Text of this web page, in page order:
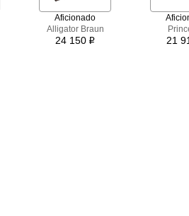
Aficionado
Alligator Braun
24 150 i 21